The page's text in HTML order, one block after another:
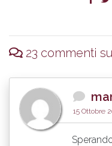
23 commenti su
15 Ottobre